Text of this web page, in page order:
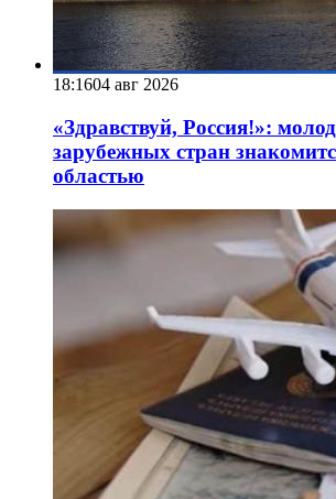
18:1604 авг 2026
«Здравствуй, Россия!»:
зарубежных стран
областью